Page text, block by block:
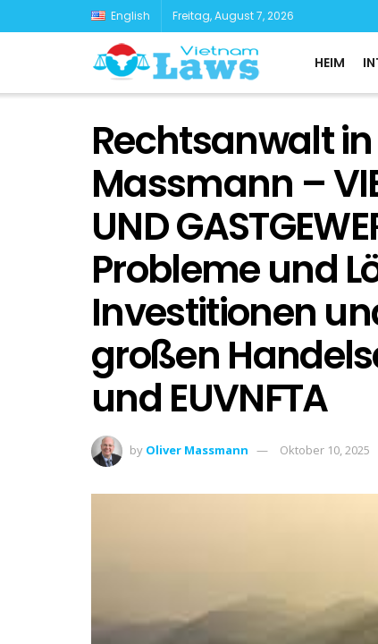
English Freitag, August 7, 2026
HEIM
Rechtsanwalt
Massmann –
UND
Probleme und
Investitionen
großen
und EUVNFTA
by Oliver Massmann Oktober 10, 2025